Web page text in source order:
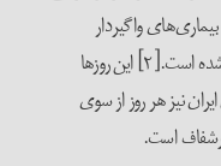
واگیردار
پوستی، بیماری‌های عفونی و مننژیت منتشر شده است.[۲] این روزها
نیز هر روز از سوی
است.